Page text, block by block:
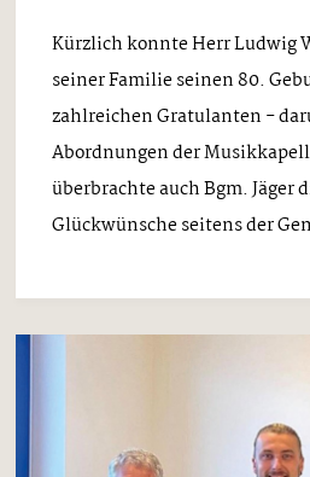
Kürzlich konnte Herr Ludwig
seiner Familie seinen 80.
zahlreichen Gratulanten -
Abordnungen der
überbrachte auch Bgm. Jäger
Glückwünsche seitens der